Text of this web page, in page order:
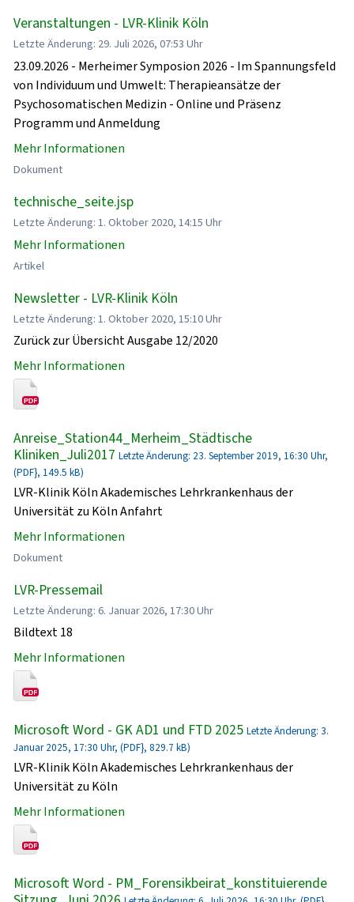
Veranstaltungen - LVR-Klinik Köln
Letzte Änderung: 29. Juli 2026, 07:53 Uhr
23.09.2026 - Merheimer Symposion 2026 - Im Spannungsfeld
von Individuum und Umwelt: Therapieansätze der
Psychosomatischen Medizin - Online und Präsenz
Programm und Anmeldung
Mehr Informationen
Dokument
technische_seite.jsp
Letzte Änderung: 1. Oktober 2020, 14:15 Uhr
Mehr Informationen
Artikel
Newsletter - LVR-Klinik Köln
Letzte Änderung: 1. Oktober 2020, 15:10 Uhr
Zurück zur Übersicht Ausgabe 12/2020
Mehr Informationen
Anreise_Station44_Merheim_Städtische
Kliniken_Juli2017 Letzte Änderung: 23. September 2019, 16:30 Uhr,
(PDF}, 149.5 kB)
LVR-Klinik Köln Akademisches Lehrkrankenhaus der
Universität zu Köln Anfahrt
Mehr Informationen
Dokument
LVR-Pressemail
Letzte Änderung: 6. Januar 2026, 17:30 Uhr
Bildtext 18
Mehr Informationen
Microsoft Word - GK AD1 und FTD 2025 Letzte Änderung: 3.
Januar 2025, 17:30 Uhr, (PDF}, 829.7 kB)
LVR-Klinik Köln Akademisches Lehrkrankenhaus der
Universität zu Köln
Mehr Informationen
Microsoft Word - PM_Forensikbeirat_konstituierende